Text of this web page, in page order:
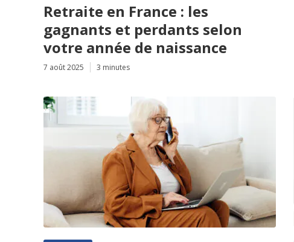
Retraite en France : les
gagnants et perdants selon
votre année de naissance
7 août 2025 3 minutes